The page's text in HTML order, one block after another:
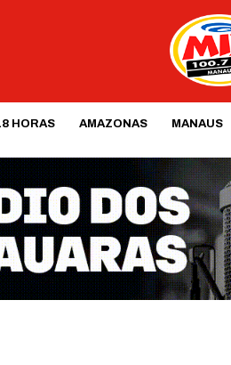
HORAS AMAZONAS MANAUS